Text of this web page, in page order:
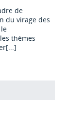
de
du virage des
thèmes